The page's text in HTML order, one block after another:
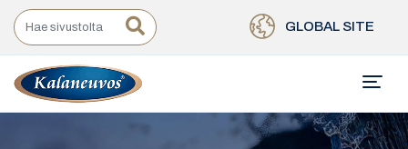
GLOBAL SITE